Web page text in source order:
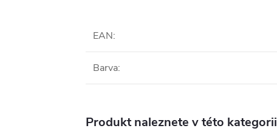
EAN:
Barva:
Produkt naleznete v této kategorii